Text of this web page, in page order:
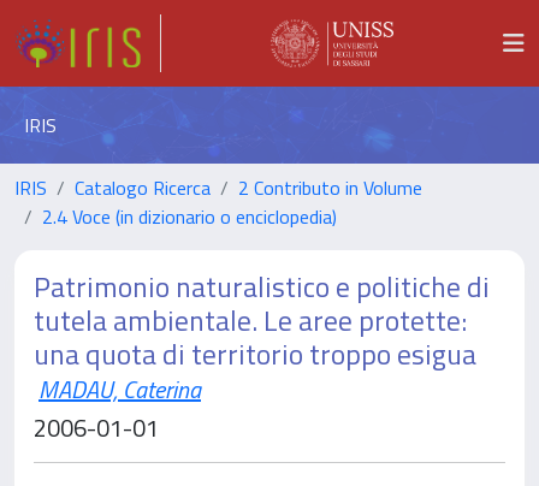
IRIS
IRIS Catalogo Ricerca
2 Contributo in Volume
2.4 Voce (in dizionario o enciclopedia)
Patrimonio naturalistico e politiche di
tutela ambientale. Le aree protette:
una quota di territorio troppo esigua
MADAU, Caterina
2006-01-01